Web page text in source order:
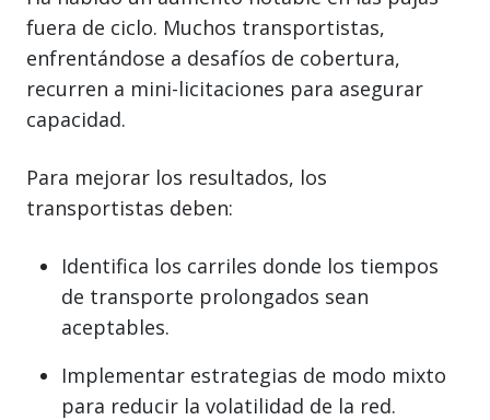
fuera de ciclo. Muchos transportistas,
enfrentándose a desafíos de cobertura,
recurren a mini-licitaciones para asegurar
capacidad.
Para mejorar los resultados, los
transportistas deben:
Identifica los carriles donde los tiempos
de transporte prolongados sean
aceptables.
Implementar estrategias de modo mixto
para reducir la volatilidad de la red.